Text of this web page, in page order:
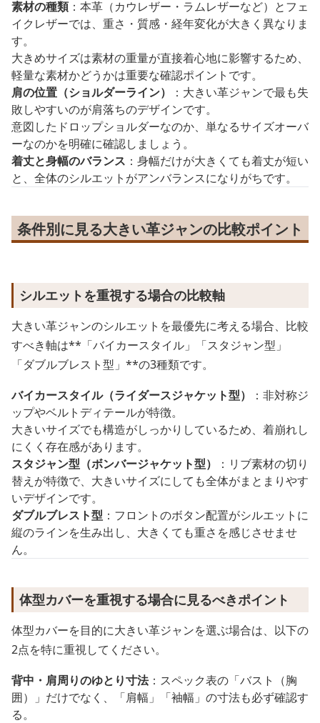
素材の種類：本革（カウレザー・ラムレザーなど）とフェ
イクレザーでは、重さ・質感・経年変化が大きく異なりま
す。
大きめサイズは素材の重量が直接着心地に影響するため、
軽量な素材かどうかは重要な確認ポイントです。
肩の位置（ショルダーライン）
：大きい革ジャンで最も失
敗しやすいのが肩落ちのデザインです。
意図したドロップショルダーなのか、単なるサイズオーバ
ーなのかを明確に確認しましょう。
着丈と身幅のバランス ：身幅だけが大きくても着丈が短い
と、全体のシルエットがアンバランスになりがちです。
条件別に見る大きい革ジャンの比較ポイント
シルエットを重視する場合の比較軸
大きい革ジャンのシルエットを最優先に考える場合、比較
すべき軸は**「バイカースタイル」「スタジャン型」
「ダブルブレスト型」**の3種類です。
バイカースタイル（ライダースジャケット型）
：非対称ジ
ップやベルトディテールが特徴。
大きいサイズでも構造がしっかりしているため、着崩れし
にくく存在感があります。
スタジャン型（ボンバージャケット型）
：リブ素材の切り
替えが特徴で、大きいサイズにしても全体がまとまりやす
いデザインです。
ダブルブレスト型 ：フロントのボタン配置がシルエットに
縦のラインを生み出し、大きくても重さを感じさせませ
ん。
体型カバーを重視する場合に見るべきポイント
体型カバーを目的に大きい革ジャンを選ぶ場合は、以下の
2点を特に重視してください。
背中・肩周りのゆとり寸法：スペック表の「バスト（胸
囲）」だけでなく、「肩幅」「袖幅」の寸法も必ず確認す
る。